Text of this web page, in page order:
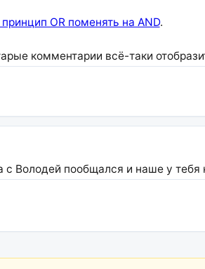
OR поменять на AND.
комментарии всё-таки
Володей пообщался и наше у тебя